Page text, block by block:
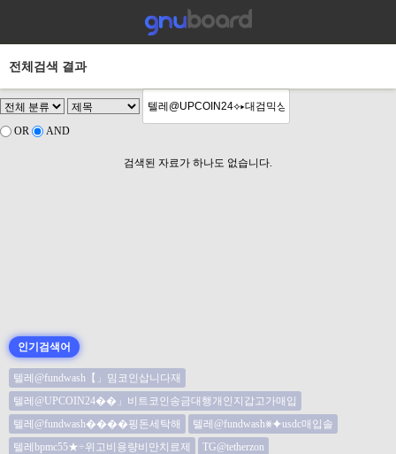
전체검색 결과
OR AND
검색된 자료가 하나도 없습니다.
인기검색어
텔레@fundwash【」밈코인삽니다재
텔레@UPCOIN24��」비트코인송금대행개인지갑고가매입
텔레@fundwash����핑돈세탁해
텔레@fundwash⨳⯌usdc매입솔
텔레bpmc55★÷위고비용량비만치료제
TG@tetherzon